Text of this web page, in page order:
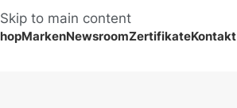
Skip to main content
MarkenNewsroomZertifikateKontakt